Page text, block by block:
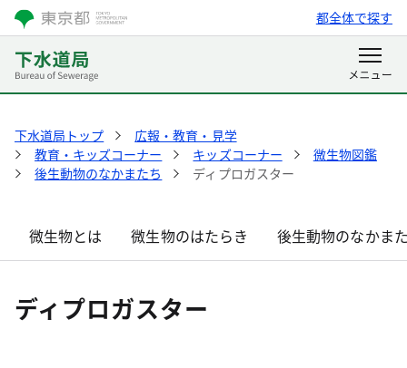
都全体で探す
下水道局トップ
広報・教育・見学
教育・キッズコーナー
キッズコーナー
微生物図鑑
後生動物のなかまたち
ディプロガスター
微生物とは 微生物のはたらき 後生動物のなかま
ディプロガスター